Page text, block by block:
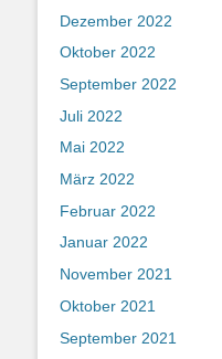
Dezember 2022
Oktober 2022
September 2022
Juli 2022
Mai 2022
März 2022
Februar 2022
Januar 2022
November 2021
Oktober 2021
September 2021